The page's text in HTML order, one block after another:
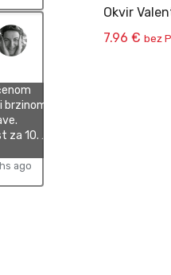
Okvir
7.96 € bez
za 10. …
ago